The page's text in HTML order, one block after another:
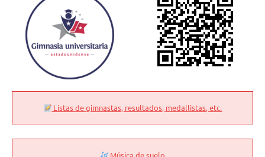
Listas de gimnastas, resultados, medallistas, etc.